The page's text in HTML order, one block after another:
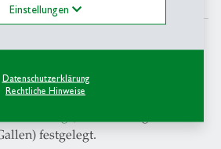
Einstellungen
Datenschutzerklärung
Rechtliche Hinweise
mehr ausbezahlt werden, da
erreicht ist. Sie sind im
festgelegt.